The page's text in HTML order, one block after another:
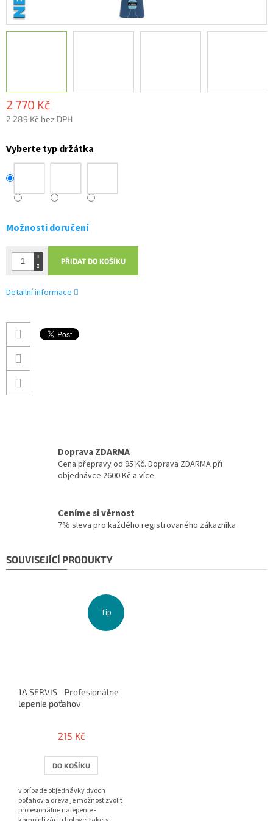
2 770 Kč
2 289 Kč bez DPH
cena:
Vyberte typ držátka
Možnosti doručení
PŘIDAT DO KOŠÍKU
Detailní informace
Doprava ZDARMA
Cena přepravy od 95 Kč. Doprava ZDARMA při
objednávce 2600 Kč a více
Ceníme si věrnost
7% sleva pro každého registrovaného zákazníka
SOUVISEJÍCÍ PRODUKTY
Tip
1A SERVIS - Profesionálne
lepenie poťahov
215 Kč
DO KOŠÍKU
v prípade objednávky dvoch
poťahov a dreva je možnosť zvoliť
profesionálne nalepenie -